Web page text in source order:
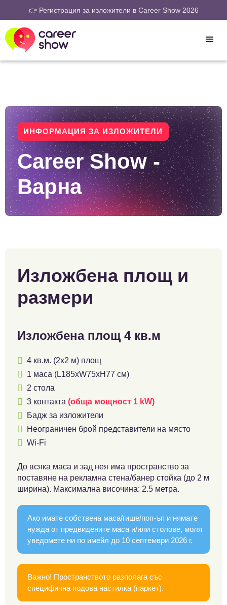
👉 Регистрация за изложители в Career Show 2026
ИНФОРМАЦИЯ ЗА ИЗЛОЖИТЕЛИ
Career Show -
Варна
Изложбена площ и
размери
Изложбена площ 4 кв.м
 4 кв.м. (2х2 м) площ
 1 маса (L185xW75xH77 см)
 2 стола
 3 контакта (обща мощност 1 kW)
 Бадж за изложители
 Неограничен брой представители на място
 Wi-Fi
До всяка маса и зад нея има пространство за
поставяне на рекламна стена/банер стойка (до 2 м
ширина). Максимална височина: 2.5 метра.
Ако имате собствена маса/гише/поп-ъп и нямате
нужда от предвидените маса и/или столове, моля
уведомете ни по имейл до 10 септември 2026 г.
Важно! Пространството разполага със
специфична подова настилка (паркет).